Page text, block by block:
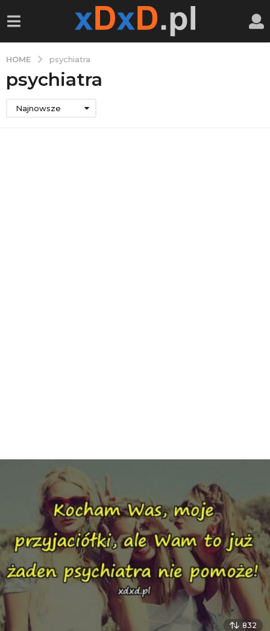
HOME psychiatra
psychiatra
Najnowsze
832